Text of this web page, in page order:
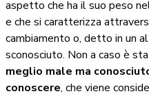
aspetto che ha il suo peso
e che si caratterizza
cambiamento o, detto in un
sconosciuto. Non a caso è
meglio male ma
conoscere, che viene